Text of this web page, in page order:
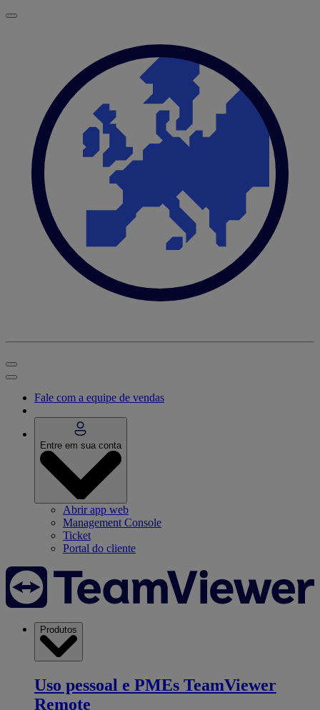
Fale com a equipe de vendas
Entre em sua conta
Abrir app web
Management Console
Ticket
Portal do cliente
Produtos
Uso pessoal e PMEs TeamViewer
Remote